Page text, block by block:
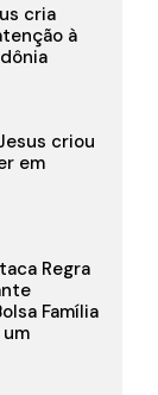
cria
à
criou
em
Regra
Família